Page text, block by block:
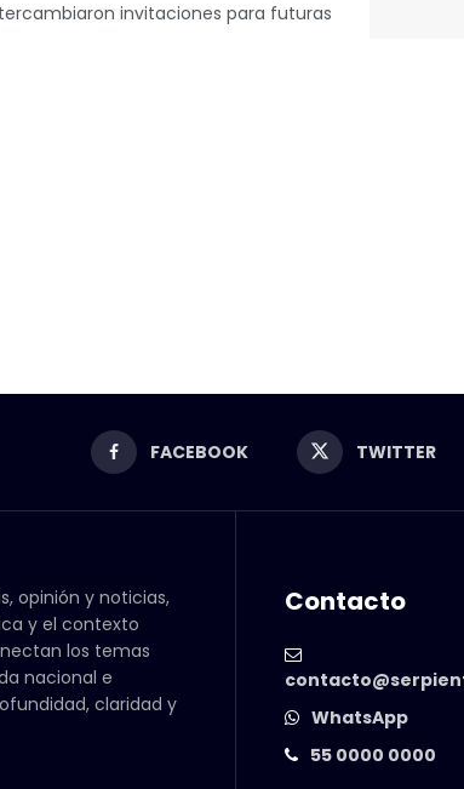
invitaciones para futuras
FACEBOOK TWITTER
opinión y noticias,
y el contexto
los temas
nacional e
claridad y
Contacto
WhatsApp
55 0000 0000